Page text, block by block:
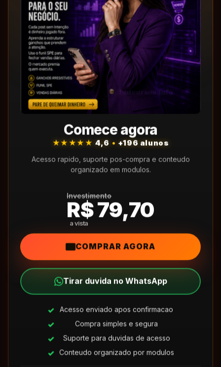
Comece agora
★★★★★4,6 • +196 alunos
Acesso rapido, suporte pos-compra e conteudo
organizado em modulos.
Investimento
R$ 79,70
COMPRAR AGORA
Tirar duvida no WhatsApp
Acesso enviado apos confirmacao
Compra simples e segura
Suporte para duvidas de acesso
Conteudo organizado por modulos